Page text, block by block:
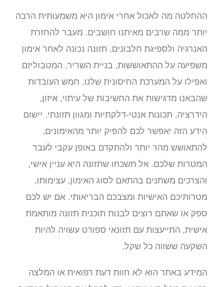
ההחלטה מה לאכול אחרי אימון היא משמעותית הרבה
יותר ממה שרבים מאיתנו חושבים. מעבר להחזרת
האנרגיה ולספיגת חלבונים, תזונה נכונה לאחר אימון
משפיעה על ההתאוששות, בניית השריר, המטבוליזם
ואפילו על המערכת החיסונית שלנו. חמש העובדות
שהבאנו מדגישות את החשיבות של עיתוי, איזון,
הידרציה, תכונות אנטי-דלקתיות ומגוון תזונתי. יישום
הידע הזה יאפשר לכם להפיק יותר מהאימונים,
להתאושש מהר יותר ולהתקדם באופן עקבי לעבר
המטרות שלכם. אל תשכחו שתזונה היא עניין אישי,
והצרכים משתנים בהתאם לסוג האימון, עצימותו,
מטרותיכם האישיות ומצבכם הבריאותי. אם יש לכם
ספק או שאתם רוצים לבנות תוכנית תזונה מותאמת
אישית, התייעצות עם תזונאי ספורט עשויה להיות
השקעה ששווה כל שקל.
המידע באתר הוא לא חוות דעת רפואית או המלצה